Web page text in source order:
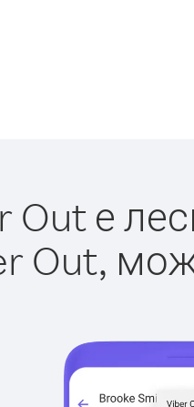
Out е
Out,